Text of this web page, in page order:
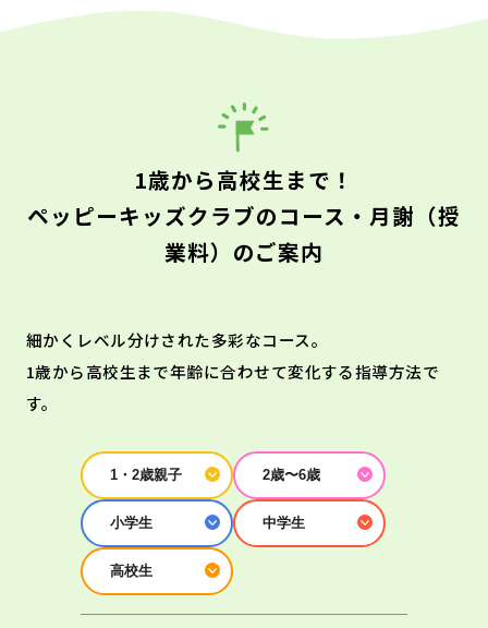
1歳から高校生まで！
ペッピーキッズクラブのコース・月謝（授
業料）のご案内
細かくレベル分けされた多彩なコース。
1歳から高校生まで年齢に合わせて変化する指導方法で
す。
1・2歳親子 2歳〜6歳
小学生 中学生
高校生